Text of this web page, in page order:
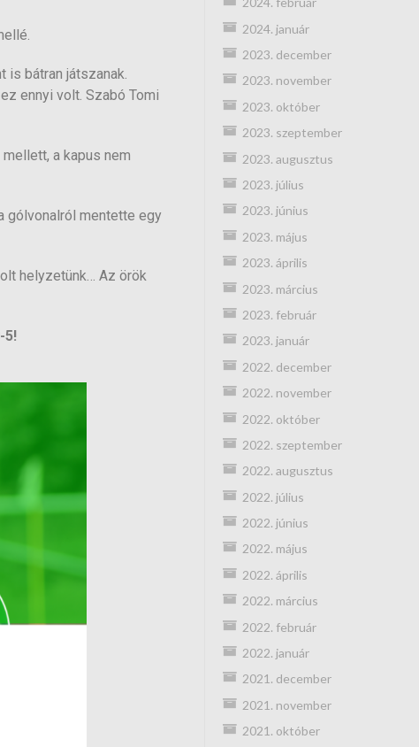
is bátran játszanak.
ennyi volt. Szabó Tomi
a kapus nem
gólvonalról mentette egy
helyzetünk… Az örök
5!
2024. január
2023. december
2023. november
2023. október
2023. szeptember
2023. augusztus
2023. július
2023. június
2023. május
2023. április
2023. március
2023. február
2023. január
2022. december
2022. november
2022. október
2022. szeptember
2022. augusztus
2022. július
2022. június
2022. május
2022. április
2022. március
2022. február
2022. január
2021. december
2021. november
2021. október